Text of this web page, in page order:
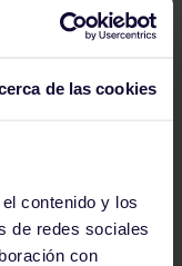
de las cookies
contenido y los
de redes sociales
con